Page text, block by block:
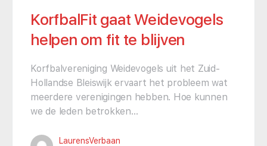
KorfbalFit gaat Weidevogels
helpen om fit te blijven
Korfbalvereniging Weidevogels uit het Zuid-
Hollandse Bleiswijk ervaart het probleem wat
meerdere verenigingen hebben. Hoe kunnen
we de leden betrokken…
LaurensVerbaan